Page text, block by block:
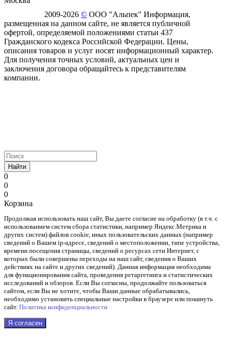
2009-2026 © ООО "Альпек" Информация,
размещенная на данном сайте, не является публичной
офертой, определяемой положениями статьи 437
Гражданского кодекса Российской Федерации. Цены,
описания товаров и услуг носят информационный характер.
Для получения точных условий, актуальных цен и
заключения договора обращайтесь к представителям
компании.
Найти
0
0
0
Корзина
Продолжая использовать наш cайт, Вы даете согласие на обработку (в т.ч. с
использованием систем сбора статистики, например Яндекс.Метрика и
других систем) файлов cookie, иных пользовательских данных (например
сведений о Вашем ip-адресе, сведений о местоположении, типе устройства,
времени посещения страницы, сведений о ресурсах сети Интернет, с
которых были совершены переходы на наш сайт, сведения о Ваших
действиях на сайте и других сведений). Данная информация необходима
для функционирования сайта, проведения ретаргетинга и статистических
исследований и обзоров. Если Вы согласны, продолжайте пользоваться
сайтом, если Вы не хотите, чтобы Ваши данные обрабатывались,
необходимо установить специальные настройки в браузере или покинуть
сайт. Политика конфиденциальности
Я согласен